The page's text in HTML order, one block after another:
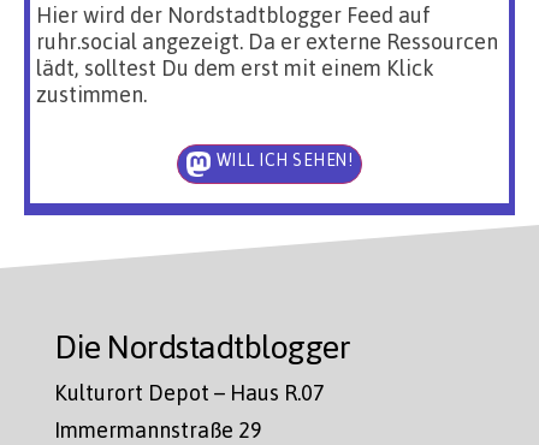
Hier wird der Nordstadtblogger Feed auf
ruhr.social angezeigt. Da er externe Ressourcen
lädt, solltest Du dem erst mit einem Klick
zustimmen.
WILL ICH SEHEN!
Die Nordstadtblogger
Kulturort Depot – Haus R.07
Immermannstraße 29